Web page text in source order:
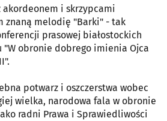
akordeonem i skrzypcami
znaną melodię "Barki" - tak
prasowej białostockich
"W obronie dobrego imienia Ojca
potwarz i oszczerstwa wobec
wielka, narodowa fala w obronie
radni Prawa i Sprawiedliwości